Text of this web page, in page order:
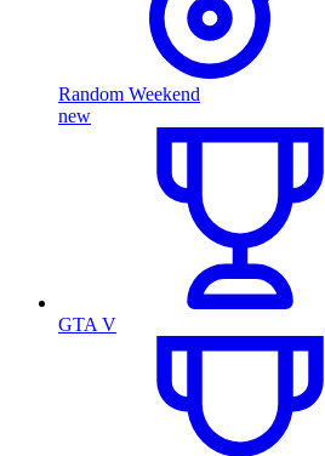
Random Weekend
new
GTA V